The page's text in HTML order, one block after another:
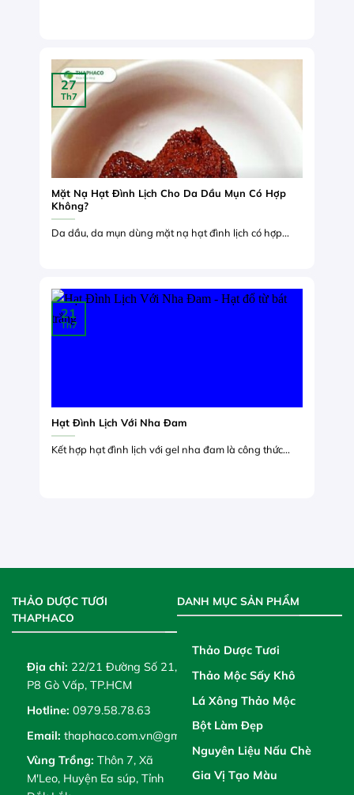
Mặt Nạ Hạt Đình Lịch Cho Da Dầu Mụn Có Hợp
Không?
Da dầu, da mụn dùng mặt nạ hạt đình lịch có hợp...
27
Th7
Hạt Đình Lịch Với Nha Đam
Kết hợp hạt đình lịch với gel nha đam là công thức...
21
Th7
THẢO DƯỢC TƯƠI
THAPHACO
Địa chỉ: 22/21 Đường Số 21,
P8 Gò Vấp, TP.HCM
Hotline: 0979.58.78.63
Email: thaphaco.com.vn@gmail.com
Vùng Trồng: Thôn 7, Xã
M'Leo, Huyện Ea súp, Tỉnh
DANH MỤC SẢN PHẨM
Thảo Dược Tươi
Thảo Mộc Sấy Khô
Lá Xông Thảo Mộc
Bột Làm Đẹp
Nguyên Liệu Nấu Chè
Gia Vị Tạo Màu